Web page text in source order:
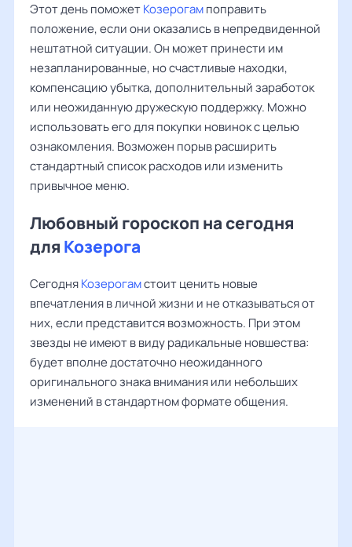
Этот день поможетКозерогампоправить
положение, если они оказались в непредвиденной
нештатной ситуации. Он может принести им
незапланированные, но счастливые находки,
компенсацию убытка, дополнительный заработок
или неожиданную дружескую поддержку. Можно
использовать его для покупки новинок с целью
ознакомления. Возможен порыв расширить
стандартный список расходов или изменить
привычное меню.
Любовный гороскоп на сегодня
для Козерога
СегодняКозерогамстоит ценить новые
впечатления в личной жизни и не отказываться от
них, если представится возможность. При этом
звезды не имеют в виду радикальные новшества:
будет вполне достаточно неожиданного
оригинального знака внимания или небольших
изменений в стандартном формате общения.